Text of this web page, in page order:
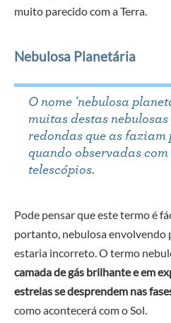
muito parecido com a Terra.
Nebulosa Planetária
O nome ʻnebulosa
muitas destas
redondas que as faziam
quando observadas
telescópios.
Pode pensar que este termo é
portanto, nebulosa envolvendo
estaria incorreto. O termo
camada de gás brilhante e em
estrelas se desprendem nas
como acontecerá com o Sol.